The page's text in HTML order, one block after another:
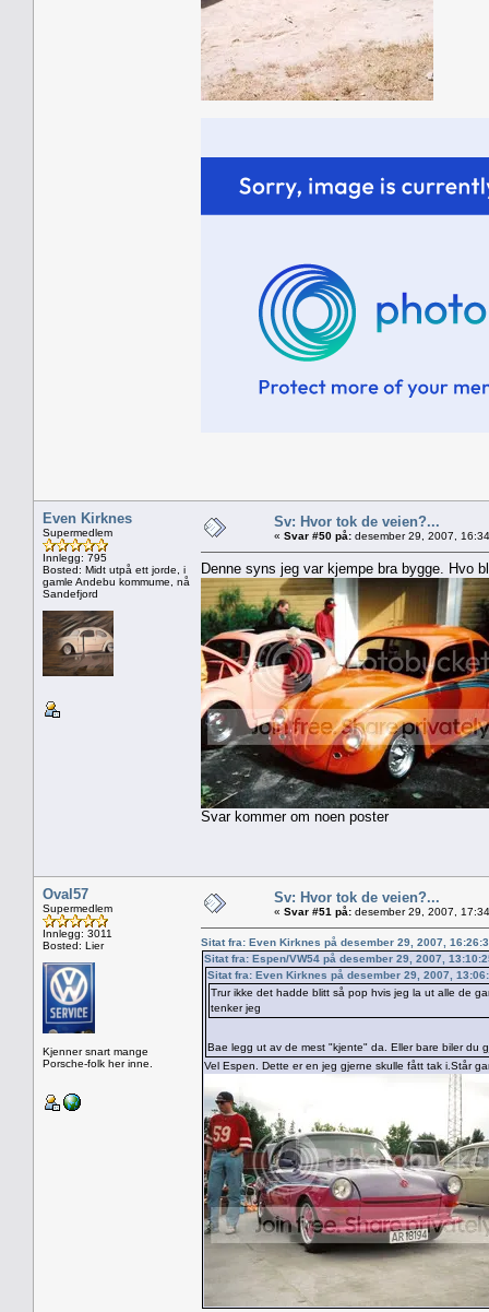
Even Kirknes
Supermedlem
Innlegg: 795
Bosted: Midt utpå ett jorde, i
gamle Andebu kommume, nå
Sandefjord
Sv: Hvor tok de veien?...
« Svar #50 på: desember 29, 2007,
Denne syns jeg var kjempe bra bygge. Hvo
Svar kommer om noen poster
Oval57
Supermedlem
Innlegg: 3011
Bosted: Lier
Kjenner snart mange
Porsche-folk her inne.
Sv: Hvor tok de veien?...
« Svar #51 på: desember 29, 2007,
Sitat fra: Even Kirknes på desember 29, 2007,
Sitat fra: Espen/VW54 på desember 29, 2007,
Sitat fra: Even Kirknes på desember 29, 2007,
Trur ikke det hadde blitt så pop hvis jeg la ut alle de
tenker jeg
Bae legg ut av de mest "kjente" da. Eller bare biler du
Vel Espen. Dette er en jeg gjerne skulle fått tak i.Står